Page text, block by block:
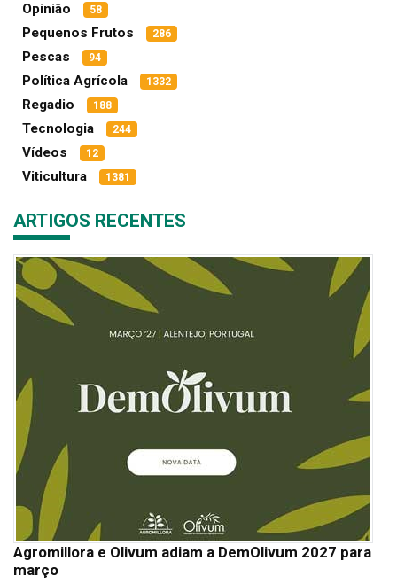
Opinião 58
Pequenos Frutos 286
Pescas 94
Política Agrícola 1332
Regadio 188
Tecnologia 244
Vídeos 12
Viticultura 1381
ARTIGOS RECENTES
Agromillora e Olivum adiam a DemOlivum 2027 para
março